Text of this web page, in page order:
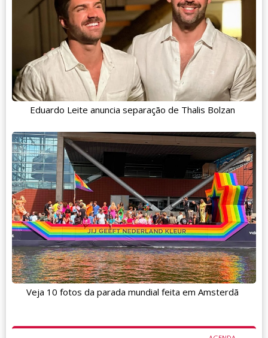
Eduardo Leite anuncia separação de Thalis Bolzan
Veja 10 fotos da parada mundial feita em Amsterdã